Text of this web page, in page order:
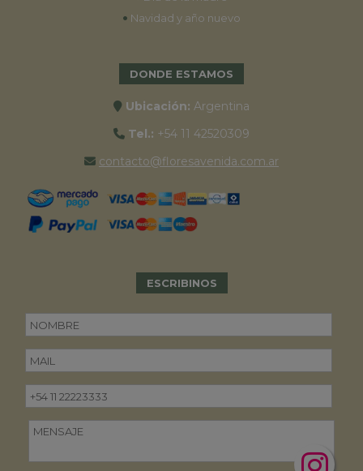
• Navidad y año nuevo
DONDE ESTAMOS
Ubicación: Argentina
Tel.: +54 11 42520309
contacto@floresavenida.com.ar
ESCRIBINOS